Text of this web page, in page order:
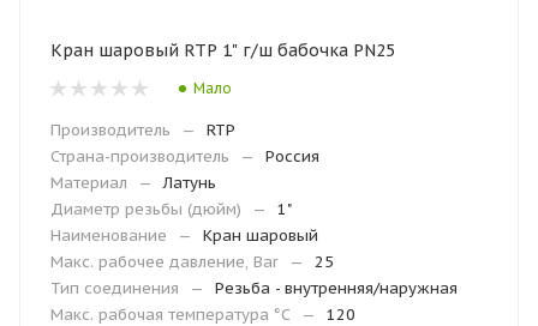
Кран шаровый RTP 1" г/ш бабочка PN25
Мало
Производитель —
RTP
Страна-производитель
—
Россия
Материал
—
Латунь
Диаметр резьбы (дюйм)
—
1"
Наименование
—
Кран шаровый
Макс. рабочее давление, Bar
—
25
Тип соединения
—
Резьба - внутренняя/наружная
Макc. рабочая температура °С
— 120